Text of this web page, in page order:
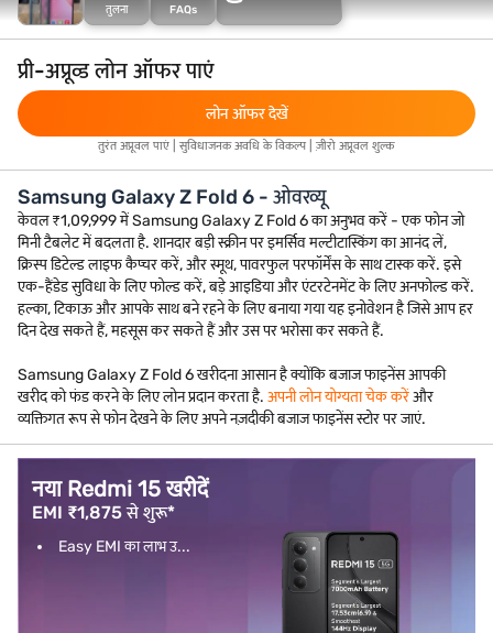
तुलना FAQs
प्री-अप्रूव्ड लोन ऑफर पाएं
लोन ऑफर देखें
तुरंत अप्रूवल पाएं | सुविधाजनक अवधि के विकल्प | ज़ीरो अप्रूवल शुल्क
Samsung Galaxy Z Fold 6 - ओवरव्यू
केवल ₹1,09,999 में Samsung Galaxy Z Fold 6 का अनुभव करें - एक फोन जो
मिनी टैबलेट में बदलता है. शानदार बड़ी स्क्रीन पर इमर्सिव मल्टीटास्किंग का आनंद लें,
क्रिस्प डिटेल्ड लाइफ कैप्चर करें, और स्मूथ, पावरफुल परफॉर्मेंस के साथ टास्क करें. इसे
एक-हैंडेड सुविधा के लिए फोल्ड करें, बड़े आइडिया और एंटरटेनमेंट के लिए अनफोल्ड करें.
हल्का, टिकाऊ और आपके साथ बने रहने के लिए बनाया गया यह इनोवेशन है जिसे आप हर
दिन देख सकते हैं, महसूस कर सकते हैं और उस पर भरोसा कर सकते हैं.
Samsung Galaxy Z Fold 6 खरीदना आसान है क्योंकि बजाज फाइनेंस आपकी
खरीद को फंड करने के लिए लोन प्रदान करता है. अपनी लोन योग्यता चेक करेंऔर
व्यक्तिगत रूप से फोन देखने के लिए अपने नज़दीकी बजाज फाइनेंस स्टोर पर जाएं.
नया Redmi 15 खरीदें
EMI ₹1,875 से शुरू*
Easy EMI का लाभ उ...